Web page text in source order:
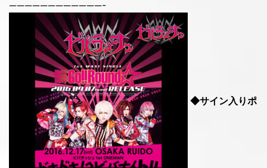
————————————-
◆サイン入りポ